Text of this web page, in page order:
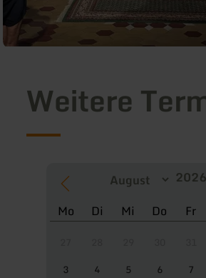
Weitere
Mo Di Mi Do Fr
3
4 5 6 7